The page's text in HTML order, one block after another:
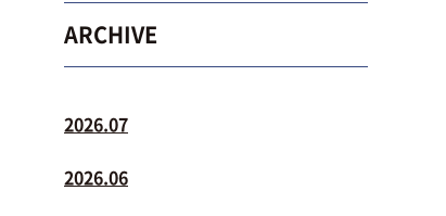
ARCHIVE
2026.07
2026.06